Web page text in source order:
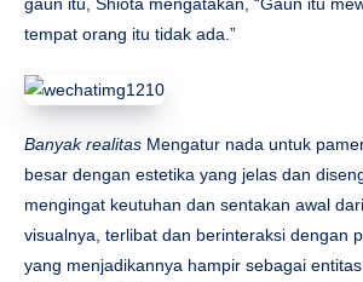
tempat orang itu tidak ada.”
Banyak realitas Mengatur nada untuk
besar dengan estetika yang jelas dan
mengingat keutuhan dan sentakan awal
visualnya, terlibat dan berinteraksi dengan
yang menjadikannya hampir sebagai